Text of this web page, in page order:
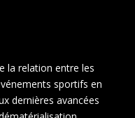
la relation entre les
sportifs en
dernières avancées